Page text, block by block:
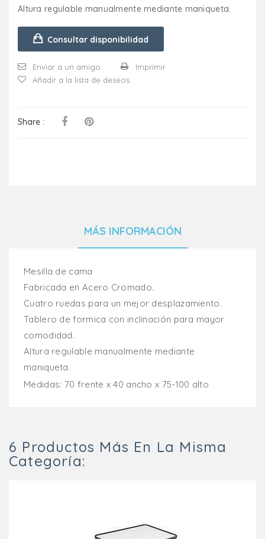
Altura regulable manualmente mediante maniqueta.
Consultar disponibilidad
Enviar a un amigo
Imprimir
Añadir a la lista de deseos
Share :
MÁS INFORMACIÓN
Mesilla de cama
Fabricada en Acero Cromado.
Cuatro ruedas para un mejor desplazamiento.
Tablero de formica con inclinación para mayor
comodidad.
Altura regulable manualmente mediante
maniqueta.
Medidas: 70 frente x 40 ancho x 75-100 alto
6 Productos Más En La Misma
Categoría: